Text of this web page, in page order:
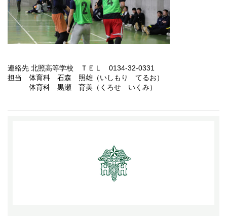
連絡先 北照高等学校 ＴＥＬ 0134-32-0331
担当 体育科 石森 照雄（いしもり てるお）
体育科 黒瀬 育美（くろせ いくみ）